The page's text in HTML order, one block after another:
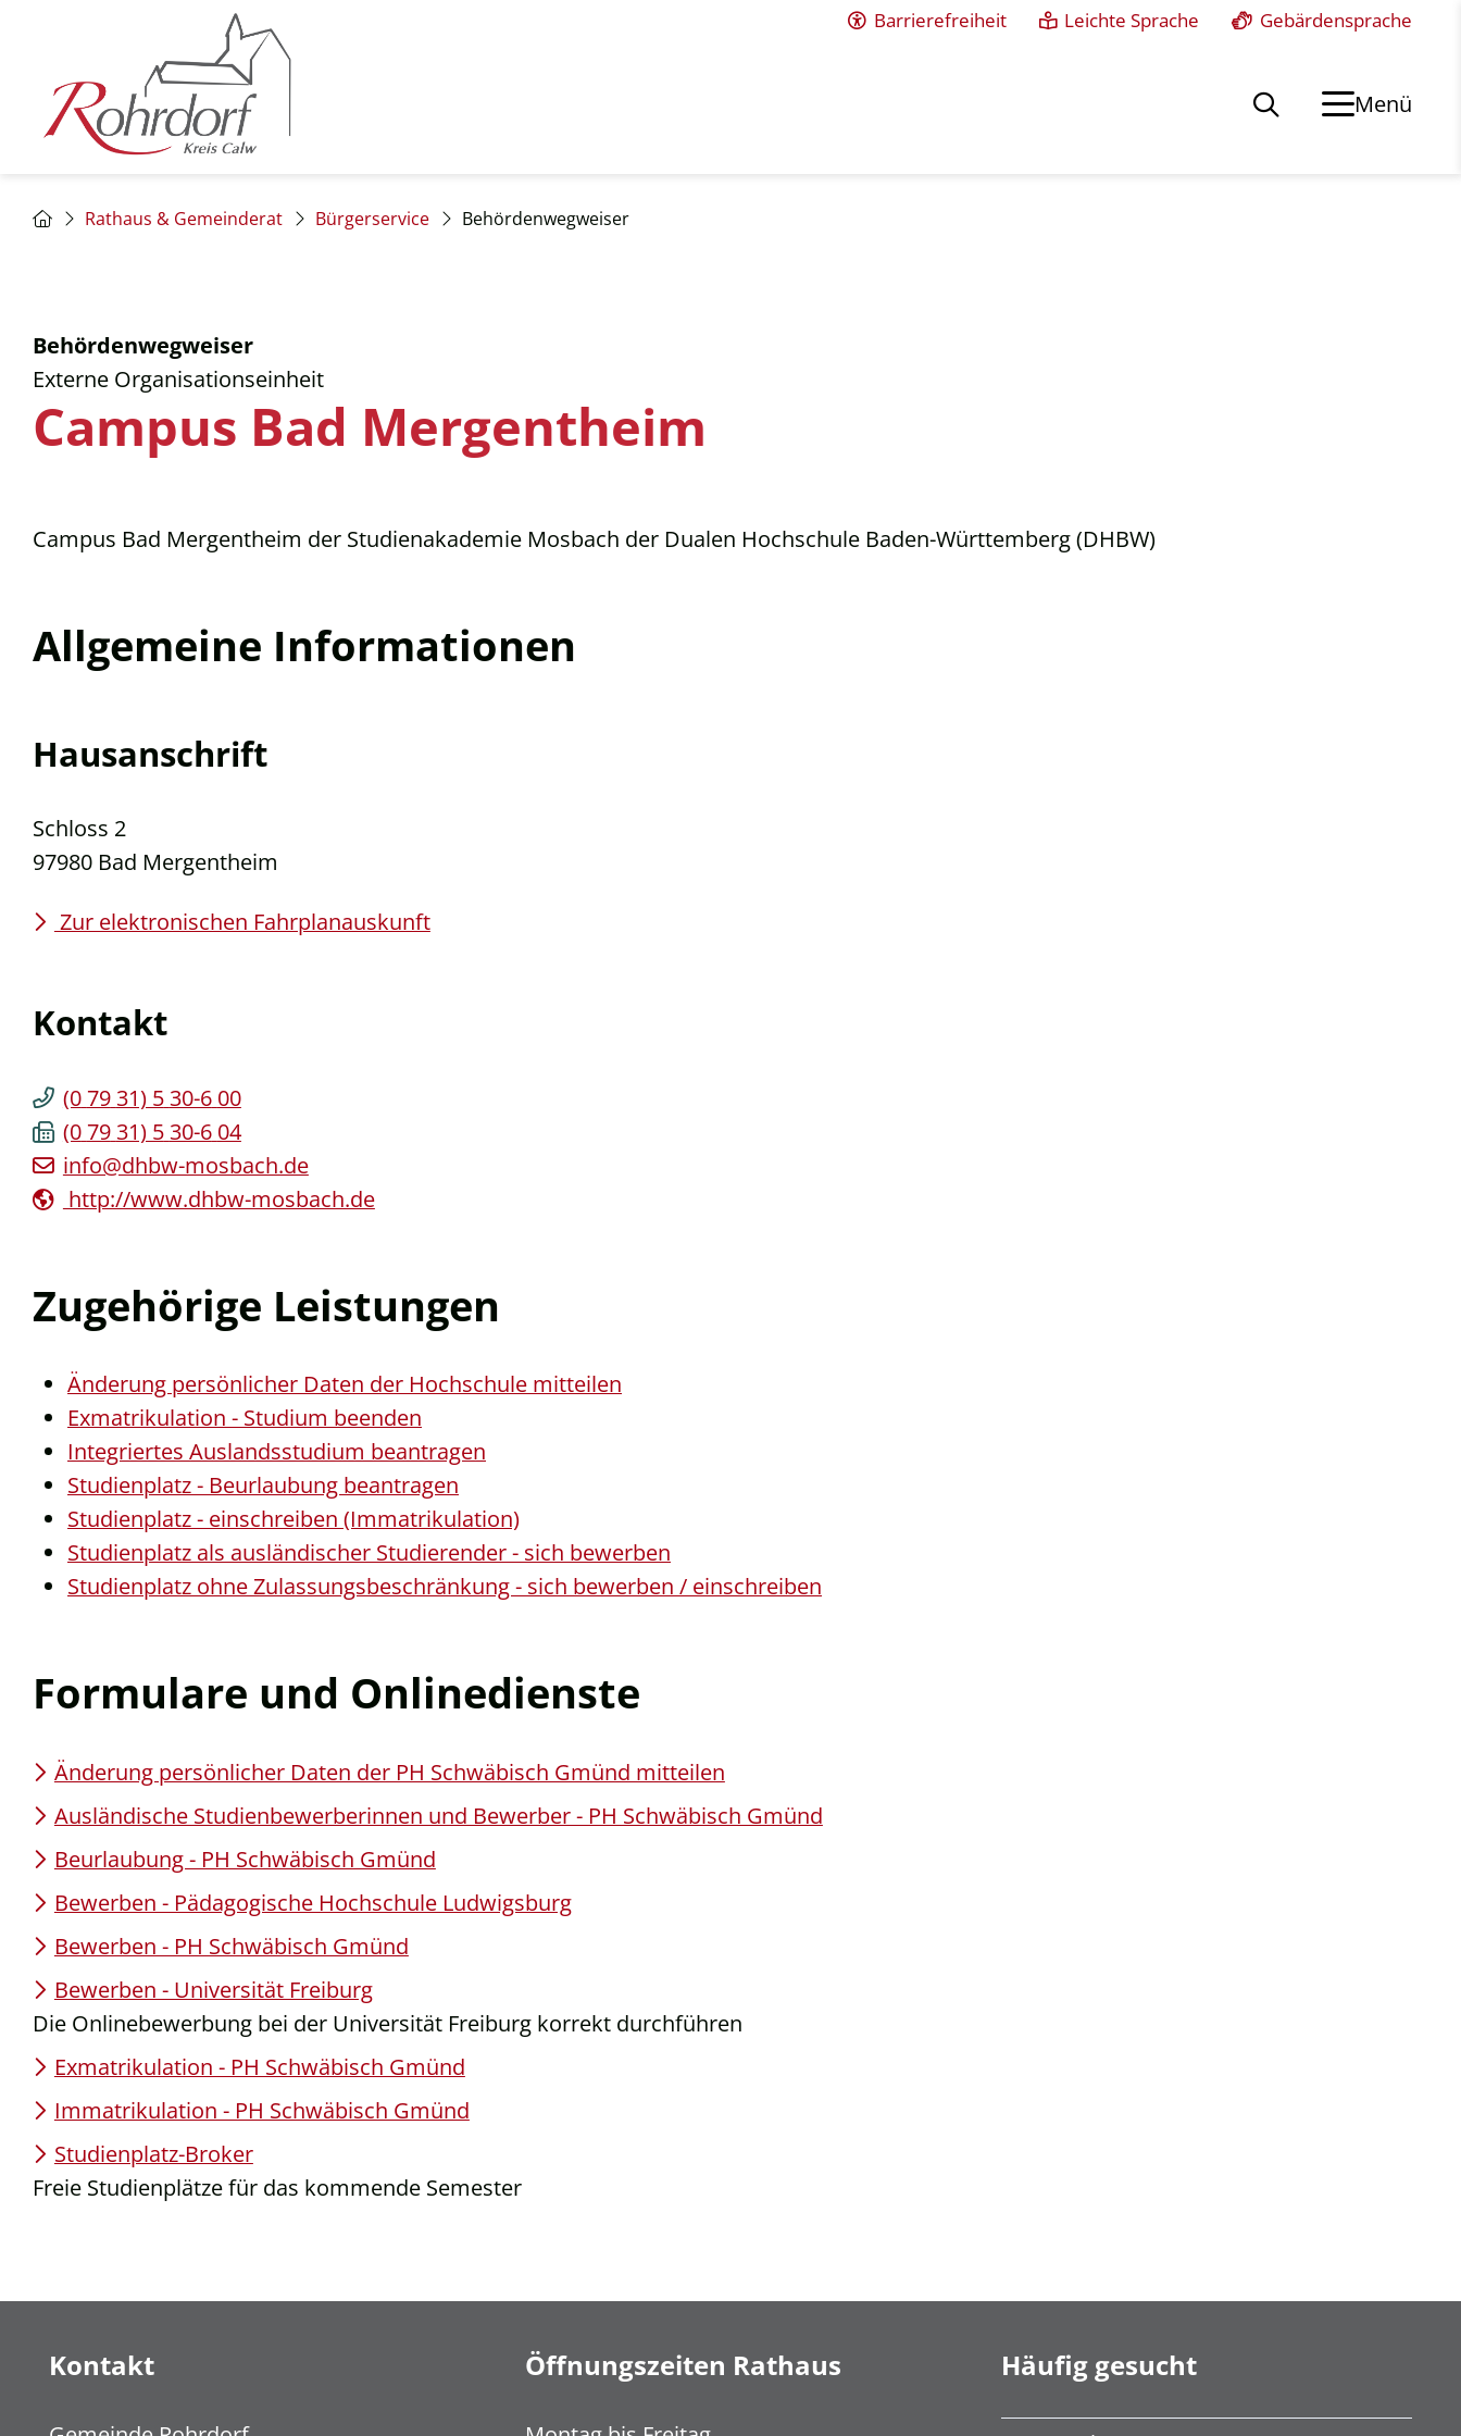
Barrierefreiheit Leichte Sprache Gebärdensprache
Menü
Rathaus & Gemeinderat Bürgerservice Behördenwegweiser
Behördenwegweiser
Externe Organisationseinheit
Campus Bad Mergentheim
Campus Bad Mergentheim der Studienakademie Mosbach der Dualen Hochschule Baden-Württemberg (DHBW)
Allgemeine Informationen
Hausanschrift
Schloss 2
97980 Bad Mergentheim
Zur elektronischen Fahrplanauskunft
Kontakt
(07931) 530-6 00
(07931) 530-6 04
info@dhbw-mosbach.de
http://www.dhbw-mosbach.de
Zugehörige Leistungen
Änderung persönlicher Daten der Hochschule mitteilen
Exmatrikulation - Studium beenden
Integriertes Auslandsstudium beantragen
Studienplatz - Beurlaubung beantragen
Studienplatz - einschreiben (Immatrikulation)
Studienplatz als ausländischer Studierender - sich bewerben
Studienplatz ohne Zulassungsbeschränkung - sich bewerben / einschreiben
Formulare und Onlinedienste
Änderung persönlicher Daten der PH Schwäbisch Gmünd mitteilen
Ausländische Studienbewerberinnen und Bewerber - PH Schwäbisch Gmünd
Beurlaubung - PH Schwäbisch Gmünd
Bewerben - Pädagogische Hochschule Ludwigsburg
Bewerben - PH Schwäbisch Gmünd
Bewerben - Universität Freiburg
Die Onlinebewerbung bei der Universität Freiburg korrekt durchführen
Exmatrikulation - PH Schwäbisch Gmünd
Immatrikulation - PH Schwäbisch Gmünd
Studienplatz-Broker
Freie Studienplätze für das kommende Semester
Kontakt Öffnungszeiten Rathaus Häufig gesucht